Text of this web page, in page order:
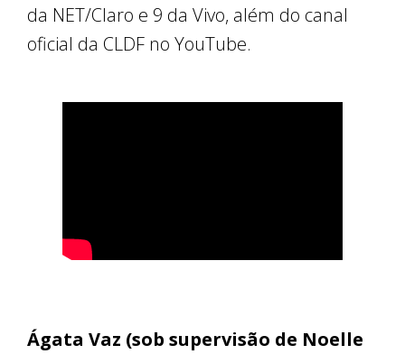
da NET/Claro e 9 da Vivo, além do canal
oficial da CLDF no YouTube.
Ágata Vaz (sob supervisão de Noelle